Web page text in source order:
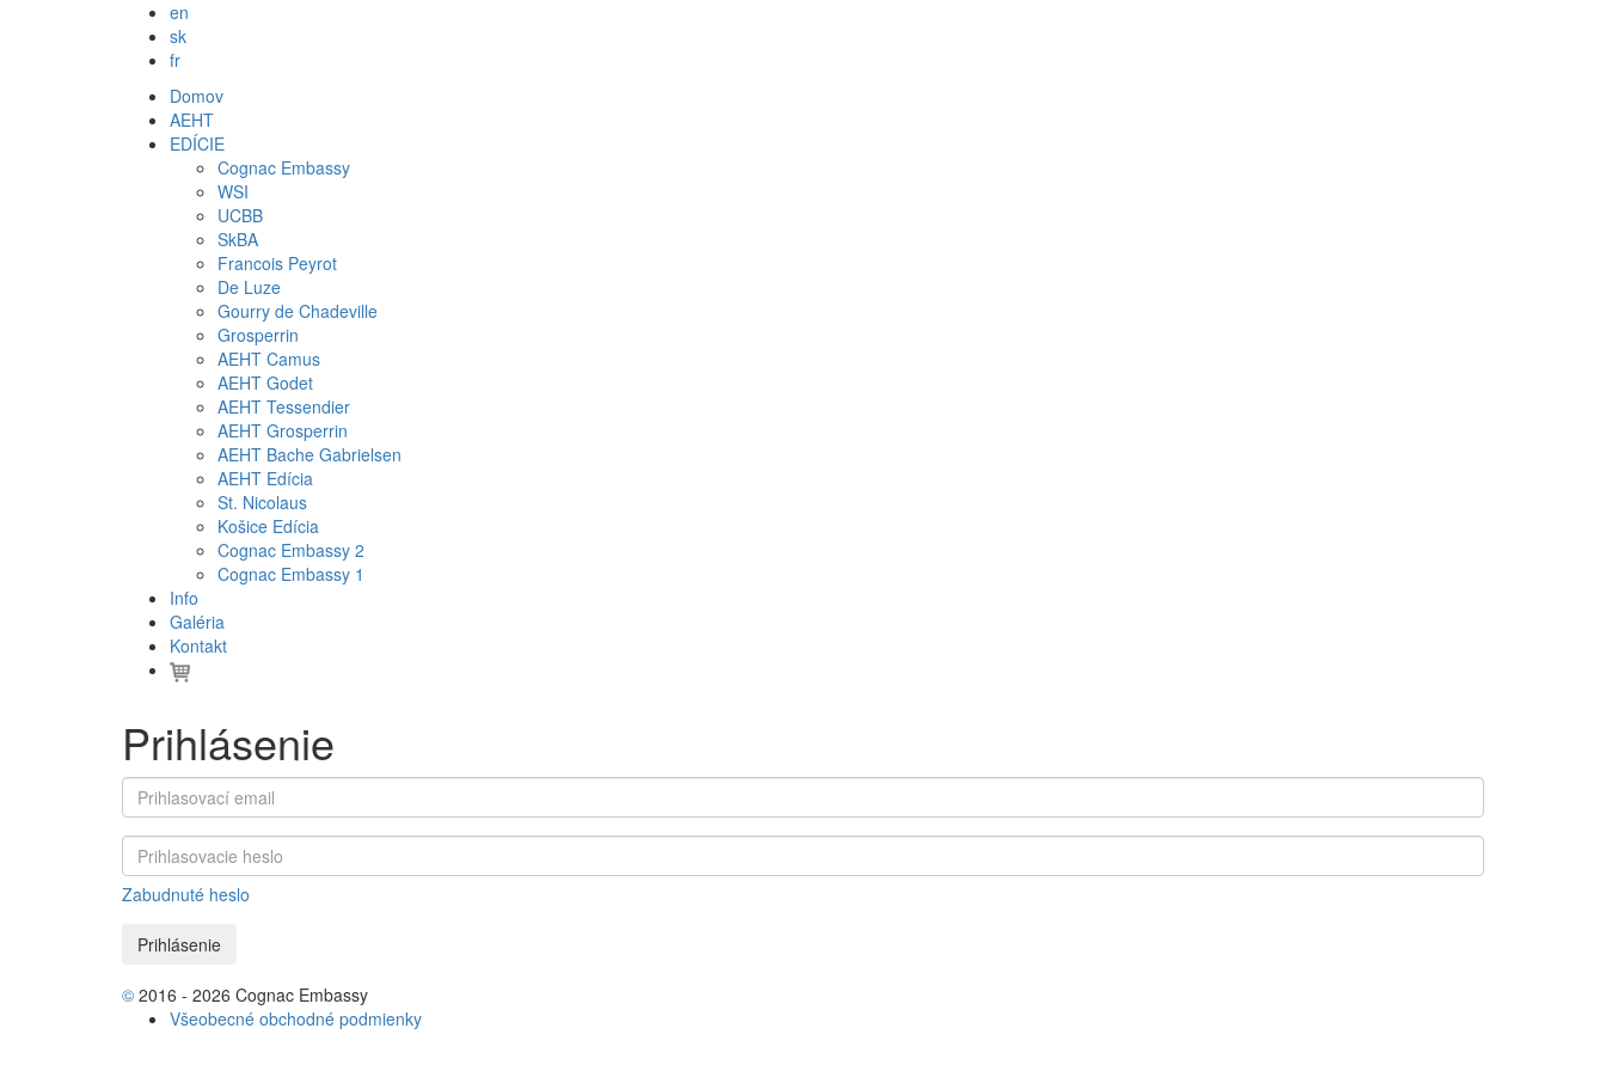
en
sk
fr
Domov
AEHT
EDÍCIE
Cognac Embassy
WSI
UCBB
SkBA
Francois Peyrot
De Luze
Gourry de Chadeville
Grosperrin
AEHT Camus
AEHT Godet
AEHT Tessendier
AEHT Grosperrin
AEHT Bache Gabrielsen
AEHT Edícia
St. Nicolaus
Košice Edícia
Cognac Embassy 2
Cognac Embassy 1
Info
Galéria
Kontakt
Prihlásenie
Zabudnuté heslo
© 2016 - 2026 Cognac Embassy
Všeobecné obchodné podmienky